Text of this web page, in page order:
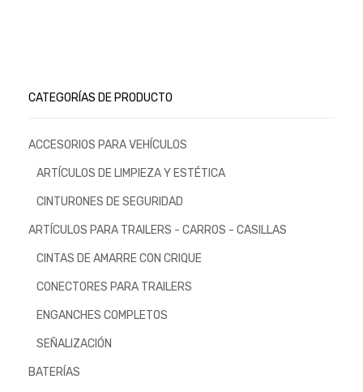
CATEGORÍAS DE PRODUCTO
ACCESORIOS PARA VEHÍCULOS
ARTÍCULOS DE LIMPIEZA Y ESTÉTICA
CINTURONES DE SEGURIDAD
ARTÍCULOS PARA TRAILERS - CARROS - CASILLAS
CINTAS DE AMARRE CON CRIQUE
CONECTORES PARA TRAILERS
ENGANCHES COMPLETOS
SEÑALIZACIÓN
BATERÍAS